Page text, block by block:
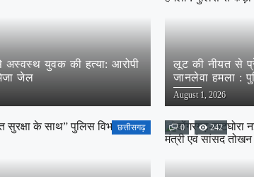
अस्वस्थ युवक की हत्या: आरोपी
जेल
लूट की नीयत से
जानलेवा हमला :
मांग
Posted
on
August 1, 2026
छत्तीसगढ़ 0 242